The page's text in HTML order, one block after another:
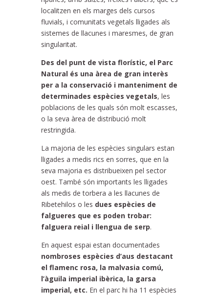
localitzen en els marges dels cursos
fluvials, i comunitats vegetals lligades als
sistemes de llacunes i maresmes, de gran
singularitat.
Des del punt de vista florístic, el Parc
Natural és una àrea de gran interès
per a la conservació i manteniment de
determinades espècies vegetals, les
poblacions de les quals són molt escasses,
o la seva àrea de distribució molt
restringida.
La majoria de les espècies singulars estan
lligades a medis rics en sorres, que en la
seva majoria es distribueixen pel sector
oest. També són importants les lligades
als medis de torbera a les llacunes de
Ribetehilos o les dues espècies de
falgueres que es poden trobar:
falguera reial i llengua de serp.
En aquest espai estan documentades
nombroses espècies d’aus destacant
el flamenc rosa, la malvasia comú,
l’àguila imperial ibèrica, la garsa
imperial, etc. En el parc hi ha 11 espècies